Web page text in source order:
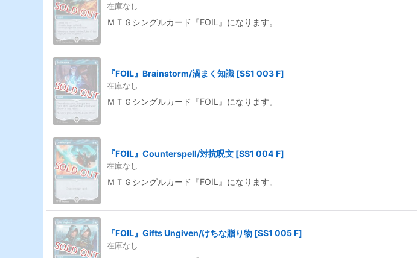
在庫なし
ＭＴＧシングルカード『FOIL』になります。
『FOIL』Brainstorm/渦まく知識 [SS1 003 F]
在庫なし
ＭＴＧシングルカード『FOIL』になります。
『FOIL』Counterspell/対抗呪文 [SS1 004 F]
在庫なし
ＭＴＧシングルカード『FOIL』になります。
『FOIL』Gifts Ungiven/けちな贈り物 [SS1 005 F]
在庫なし